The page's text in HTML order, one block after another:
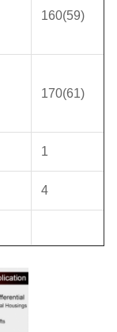
160(59)
170(61)
1
4